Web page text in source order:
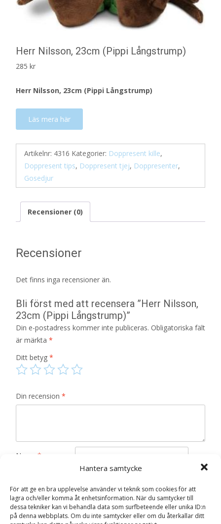
Hantera samtycke
För att ge en bra upplevelse använder vi teknik som cookies för att
lagra och/eller komma åt enhetsinformation. När du samtycker till
dessa tekniker kan vi behandla data som surfbeteende eller unika ID:n
på denna webbplats. Om du inte samtycker eller om du återkallar ditt
Herr Nilsson, 23cm (Pippi Långstrump)
285 kr
Herr Nilsson, 23cm (Pippi Långstrump)
Läs mera här
Artikelnr: 4316 Kategorier: Doppresent kille,
Doppresent tips, Doppresent tjej, Doppresenter,
Gosedjur
Recensioner (0)
Recensioner
Det finns inga recensioner än.
Bli först med att recensera ”Herr Nilsson,
23cm (Pippi Långstrump)”
Din e-postadress kommer inte publiceras. Obligatoriska fält
är märkta *
Ditt betyg *
Din recension *
Namn *
Spara mitt namn, min e-postadress och webbplats i
denna webbläsare till nästa gång jag skriver en